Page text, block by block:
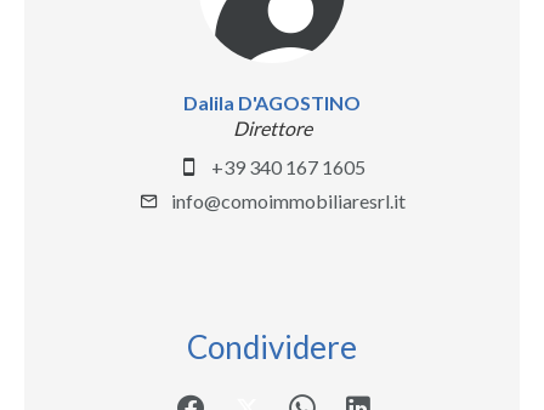
Dalila D'AGOSTINO
Direttore
+39 340 167 1605
info@comoimmobiliaresrl.it
Condividere